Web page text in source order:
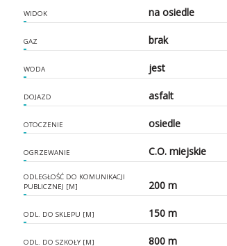
WIDOK na osiedle
GAZ brak
WODA jest
DOJAZD asfalt
OTOCZENIE osiedle
OGRZEWANIE C.O. miejskie
ODLEGŁOŚĆ DO KOMUNIKACJI
PUBLICZNEJ [M]
200 m
ODL. DO SKLEPU [M] 150 m
ODL. DO SZKOŁY [M] 800 m